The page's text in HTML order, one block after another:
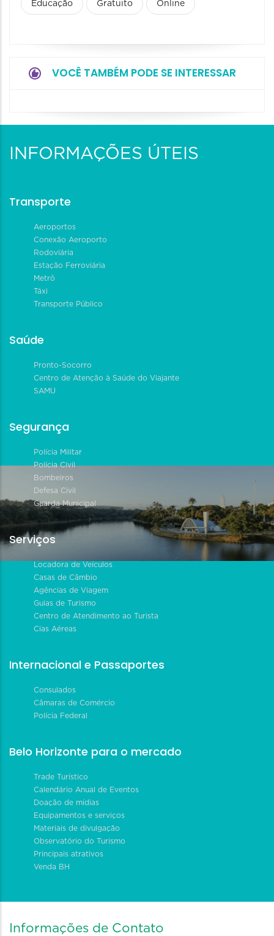
Educação Gratuito Online
VOCÊ TAMBÉM PODE SE INTERESSAR
INFORMAÇÕES ÚTEIS
Transporte
Aeroportos
Conexão Aeroporto
Rodoviária
Estação Ferroviária
Metrô
Táxi
Transporte Público
Saúde
Pronto-Socorro
Centro de Atenção à Saúde do Viajante
SAMU
Segurança
Polícia Militar
Polícia Civil
Bombeiros
Defesa Civil
Guarda Municipal
Serviços
Locadora de Veículos
Casas de Câmbio
Agências de Viagem
Guias de Turismo
Centro de Atendimento ao Turista
Cias Aéreas
Internacional e Passaportes
Consulados
Câmaras de Comércio
Polícia Federal
Belo Horizonte para o mercado
Trade Turístico
Calendário Anual de Eventos
Doação de mídias
Equipamentos e serviços
Materiais de divulgação
Observatório do Turismo
Principais atrativos
Venda BH
Informações de Contato